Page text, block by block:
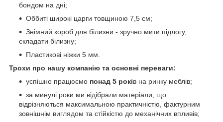
бондом на дні;
Оббиті широкі царги товщиною 7,5 см;
Знімний короб для білизни - зручно мити підлогу,
складати білизну;
Пластикові ніжки 5 мм.
Трохи про нашу компанію та основні переваги:
успішно працюємо понад 5 років на ринку меблів;
за минулі роки ми відібрали матеріали, що
відрізняються максимальною практичністю, фактурним
зовнішнім виглядом та стійкістю до механічних впливів;